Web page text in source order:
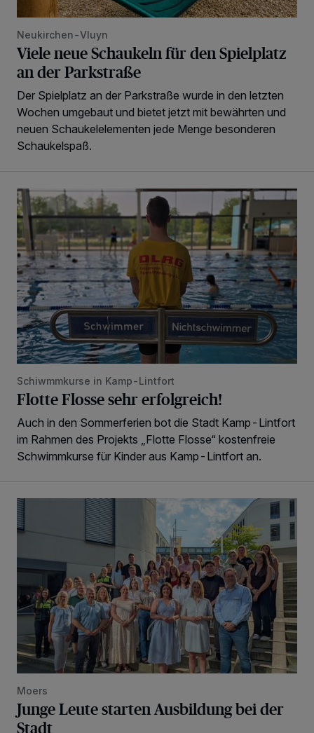
Neukirchen-Vluyn
Viele neue Schaukeln für den Spielplatz
an der Parkstraße
Der Spielplatz an der Parkstraße wurde in den letzten
Wochen umgebaut und bietet jetzt mit bewährten und
neuen Schaukelelementen jede Menge besonderen
Schaukelspaß.
Flotte Flosse sehr erfolgreich!
Schiwmmkurse in Kamp-Lintfort
Flotte Flosse sehr erfolgreich!
Auch in den Sommerferien bot die Stadt Kamp-Lintfort
im Rahmen des Projekts „Flotte Flosse“ kostenfreie
Schwimmkurse für Kinder aus Kamp-Lintfort an.
Junge Leute starten Ausbildung bei der Stadt
Moers
Junge Leute starten Ausbildung bei der
Stadt